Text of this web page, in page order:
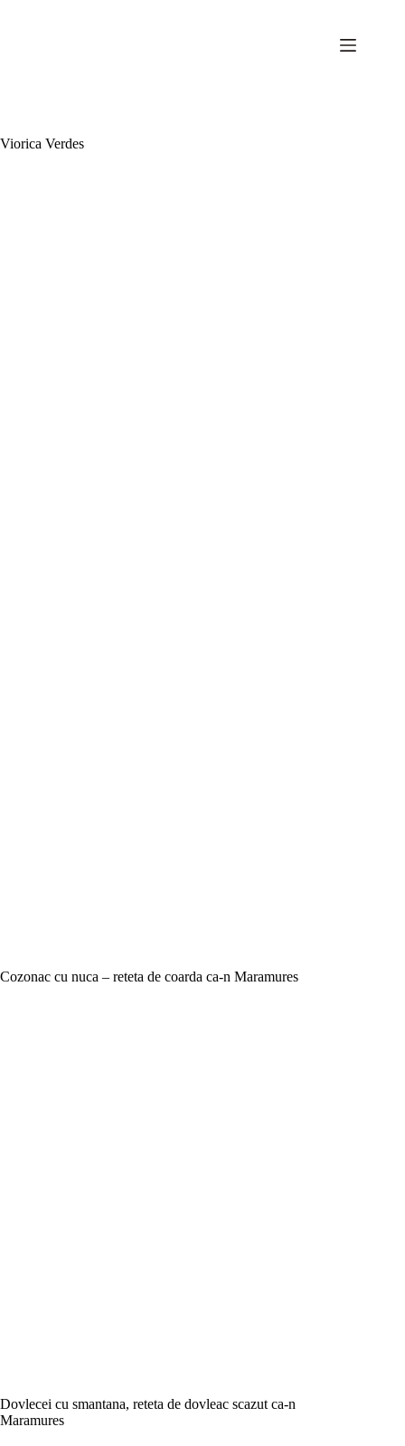
Viorica Verdes
Cozonac cu nuca – reteta de coarda ca-n Maramures
Dovlecei cu smantana, reteta de dovleac scazut ca-n
Maramures